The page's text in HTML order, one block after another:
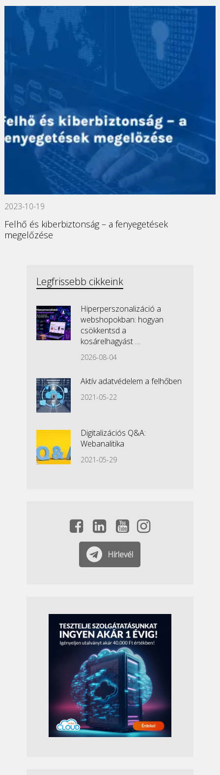
2023-10-19
Felhő és kiberbiztonság – a fenyegetések
megelőzése
Legfrissebb cikkeink
Hiperperszonalizáció a
webshopokban: hogyan
csökkentsd a
kosárelhagyást …
2026-08-04
Aktív adatvédelem a felhőben
2021-05-22
Digitalizációs Q&A:
Webanalitika
2021-05-29
Hírlevél